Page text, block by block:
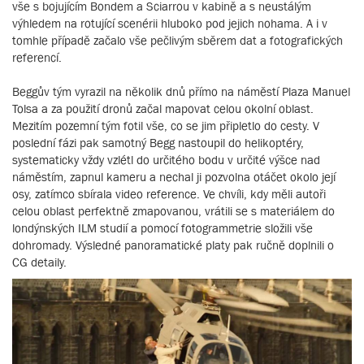
vše s bojujícím Bondem a Sciarrou v kabině a s neustálým
výhledem na rotující scenérii hluboko pod jejich nohama. A i v
tomhle případě začalo vše pečlivým sběrem dat a fotografických
referencí.
Beggův tým vyrazil na několik dnů přímo na náměstí Plaza Manuel
Tolsa a za použití dronů začal mapovat celou okolní oblast.
Mezitím pozemní tým fotil vše, co se jim připletlo do cesty. V
poslední fázi pak samotný Begg nastoupil do helikoptéry,
systematicky vždy vzlétl do určitého bodu v určité výšce nad
náměstím, zapnul kameru a nechal ji pozvolna otáčet okolo její
osy, zatímco sbírala video reference. Ve chvíli, kdy měli autoři
celou oblast perfektně zmapovanou, vrátili se s materiálem do
londýnských ILM studií a pomocí fotogrammetrie složili vše
dohromady. Výsledné panoramatické platy pak ručně doplnili o
CG detaily.